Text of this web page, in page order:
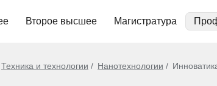
Второе высшее Магистратура
Техника и технологии Нанотехнологии